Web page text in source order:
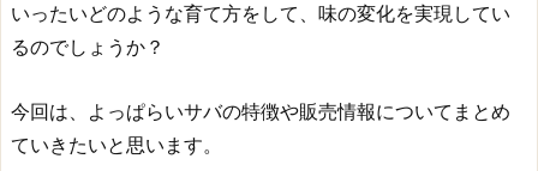
いったいどのような育て方をして、味の変化を実現してい
るのでしょうか？
今回は、よっぱらいサバの特徴や販売情報についてまとめ
ていきたいと思います。